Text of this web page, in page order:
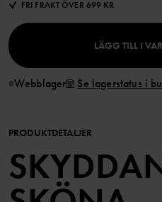
FRI FRAKT ÖVER 699 KR
LÄGG TILL I
Webblager Se lagerstatus i
PRODUKTDETALJER